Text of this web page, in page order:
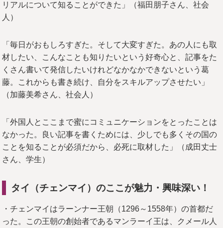
リアルについて知ることができた」（福田朋子さん、社会
人）
「毎日がおもしろすぎた。そして大変すぎた。あの人にも取
材したい、こんなことも知りたいという好奇心と、記事をた
くさん書いて発信したいけれどなかなかできないという葛
藤。これからも書き続け、自分をスキルアップさせたい」
（加藤美希さん、社会人）
「外国人とここまで蜜にコミュニケーションをとったことは
なかった。良い記事を書くためには、少しでも多くその国の
ことを知ることが必須だから、必死に取材した」（成田丈士
さん、学生）
タイ（チェンマイ）のここが魅力・興味深い！
・チェンマイはラーンナー王朝（1296～1558年）の首都だ
った。この王朝の創始者であるマンラーイ王は、クメール人